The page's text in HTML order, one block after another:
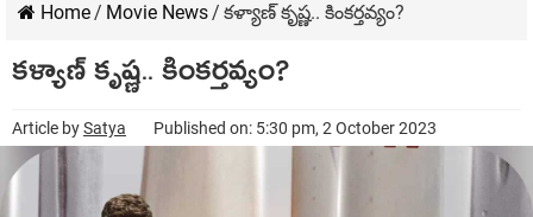
Home/ Movie News/ కళ్యాణ్ కృష్ణ.. కింకర్తవ్యం?
కళ్యాణ్ కృష్ణ.. కింకర్తవ్యం?
Article bySatya Published on: 5:30 pm, 2 October 2023